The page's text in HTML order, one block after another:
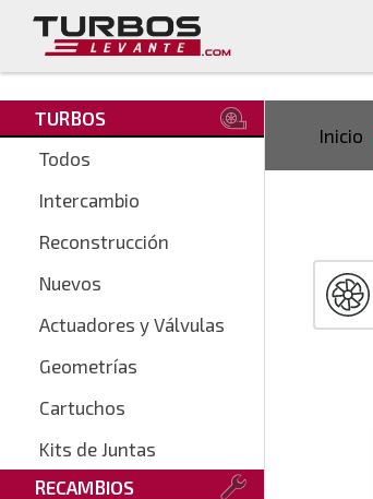
TURBOS
Todos
Intercambio
Reconstrucción
Nuevos
Actuadores y Válvulas
Geometrías
Cartuchos
Kits de Juntas
RECAMBIOS
Inicio